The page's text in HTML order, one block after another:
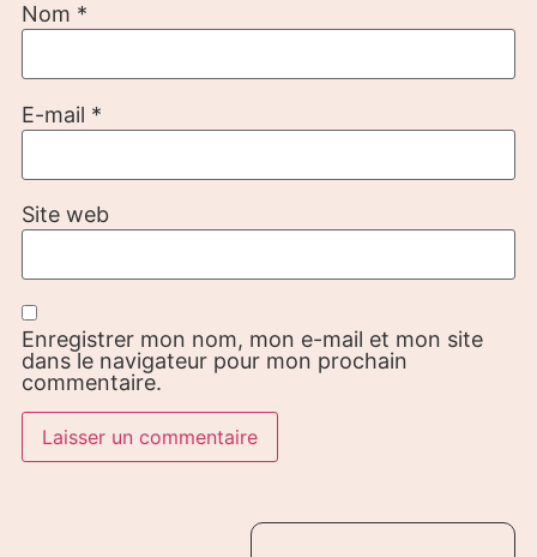
Nom *
E-mail *
Site web
Enregistrer mon nom, mon e-mail et mon site
dans le navigateur pour mon prochain
commentaire.